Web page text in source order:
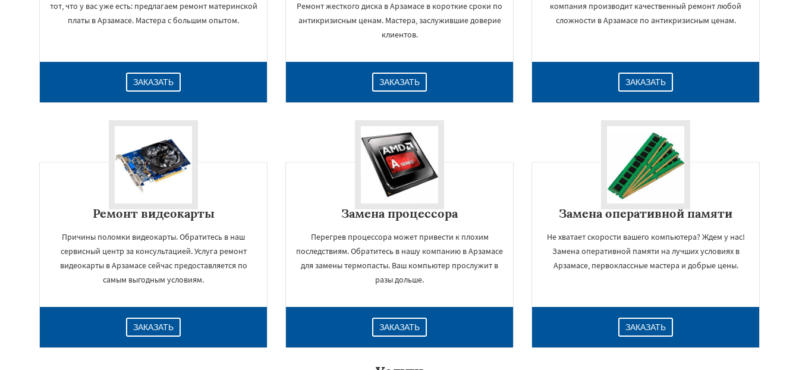
тот, что у вас уже есть: предлагаем ремонт материнской
платы в Арзамасе. Мастера с большим опытом.
ЗАКАЗАТЬ
Ремонт жесткого диска в Арзамасе в короткие сроки по
антикризисным ценам. Мастера, заслужившие доверие
клиентов.
ЗАКАЗАТЬ
компания производит качественный ремонт любой
сложности в Арзамасе по антикризисным ценам.
ЗАКАЗАТЬ
Ремонт видеокарты
Причины поломки видеокарты. Обратитесь в наш
сервисный центр за консультацией. Услуга ремонт
видеокарты в Арзамасе сейчас предоставляется по
самым выгодным условиям.
ЗАКАЗАТЬ
Замена процессора
Перегрев процессора может привести к плохим
последствиям. Обратитесь в нашу компанию в Арзамасе
для замены термопасты. Ваш компьютер прослужит в
разы дольше.
ЗАКАЗАТЬ
Замена оперативной памяти
Не хватает скорости вашего компьютера? Ждем у нас!
Замена оперативной памяти на лучших условиях в
Арзамасе, первоклассные мастера и добрые цены.
ЗАКАЗАТЬ